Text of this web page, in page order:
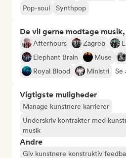
Pop-soul
Synthpop
De vil gerne modtage
Afterhours Zagreb
Elephant Brain
Muse
Royal Blood
Ministri Se
Vigtigste muligheder
Manage kunstnere karrierer
Underskriv kontrakter med
musik
Andre
Giv kunstnere konstruktiv